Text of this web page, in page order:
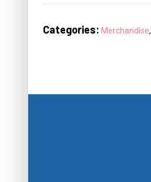
quantity
Categories: Merchandise,